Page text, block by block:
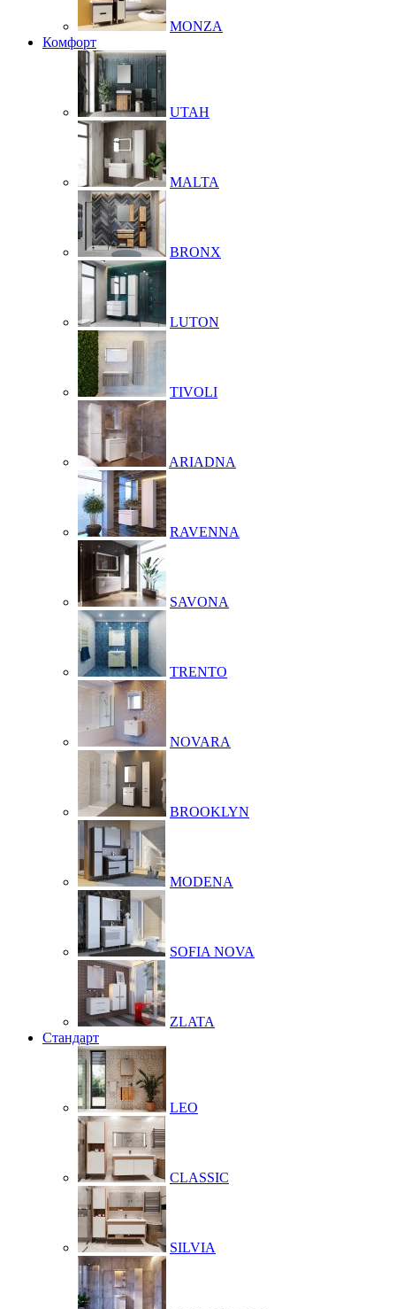
MONZA
Комфорт
UTAH
MALTA
BRONX
LUTON
TIVOLI
ARIADNA
RAVENNA
SAVONA
TRENTO
NOVARA
BROOKLYN
MODENA
SOFIA NOVA
ZLATA
Стандарт
LEO
CLASSIC
SILVIA